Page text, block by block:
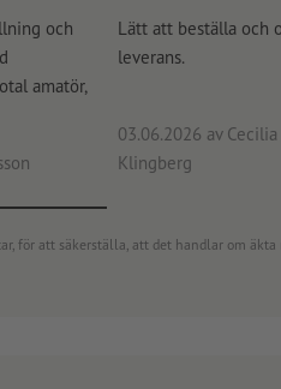
och
amatör,
Lätt att beställa och
leverans.
03.06.2026 av
Klingberg
för att säkerställa, att det handlar om äkta